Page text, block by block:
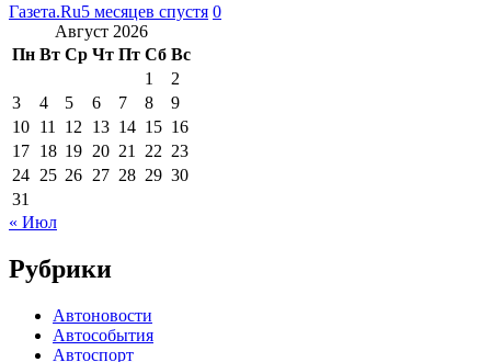
Газета.Ru5 месяцев спустя 0
Август 2026
Пн Вт Ср Чт Пт Сб Вс
1
2
3
4 5 6 7 8
9
10 11 12 13 14 15 16
17 18 19 20 21 22 23
24 25 26 27 28 29 30
31
« Июл
Рубрики
Автоновости
Автособытия
Автоспорт